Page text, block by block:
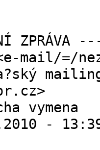
ZPRÁVA
mail/=/
vymena
-